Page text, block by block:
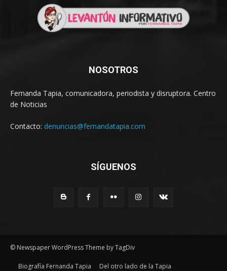
NOSOTROS
Fernanda Tapia, comunicadora, periodista y disruptora. Centro
de Noticias
Contacto: denuncias@fernandatapia.com
SÍGUENOS
© Newspaper WordPress Theme by TagDiv
Biografía Fernanda Tapia Del otro lado de la Tapia